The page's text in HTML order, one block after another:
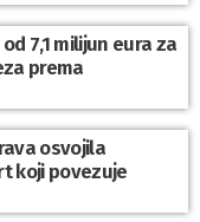
7,1 milijun eura za
prema
osvojila
koji povezuje